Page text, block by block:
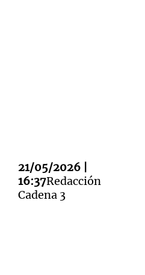
21/05/2026 |
16:37Redacción
Cadena 3